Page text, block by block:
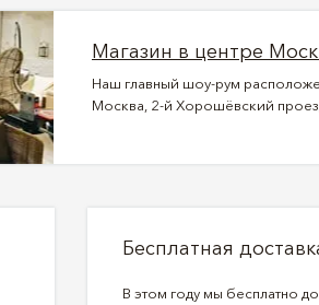
Магазин в центре
Наш главный шоу-рум
Москва, 2-й Хорошёвский
Бесплатная
В этом году мы бесплатно